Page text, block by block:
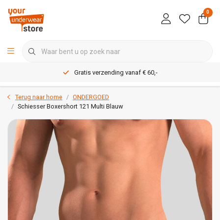
0
Gratis verzending vanaf € 60,-
Terug naar home
ONDERGOED
Schiesser Boxershort 121 Multi Blauw